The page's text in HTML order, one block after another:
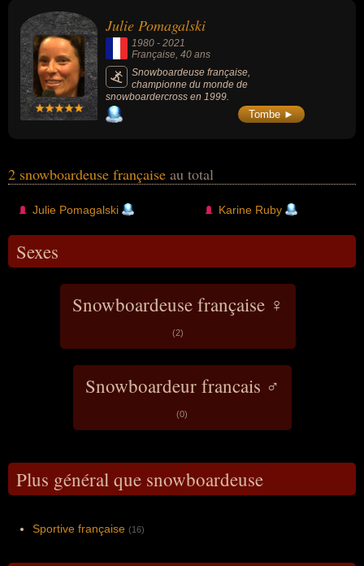
slalom géant et cross entre 1996 et 2005, 67
victoires en Coupe du monde et 6 globes de
cristal, elle est la snowboardeuse la plus
titrée de son temps.
Julie Pomagalski
1980 - 2021
Française , 40 ans
Snowboardeuse française,
championne du monde de
snowboardercross en 1999.
Tombe ►
2 snowboardeuse française au total
Julie Pomagalski Karine Ruby
Sexes
Snowboardeuse française ♀
(2)
Snowboardeur francais ♂
(0)
Plus général que snowboardeuse
Sportive française (16)